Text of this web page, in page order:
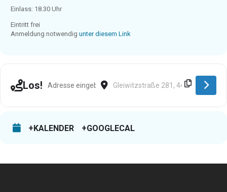
Einlass: 18.30 Uhr
Eintritt frei
Anmeldung notwendig unter diesem Link
Los! Address - Dortmund [T4rEaMEf1]Destination Address - Dortmund
+KALENDER +GOOGLECAL